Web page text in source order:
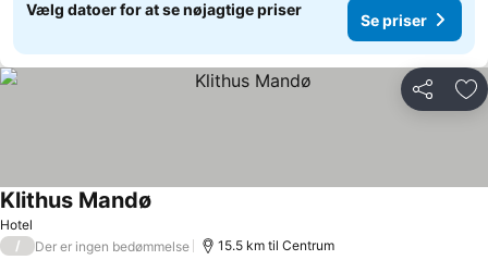
Vælg datoer for at se nøjagtige priser
Se priser
Del
Hotel
Klithus Mandø
/ Der er ingen bedømmelse 15.5 km til Centrum